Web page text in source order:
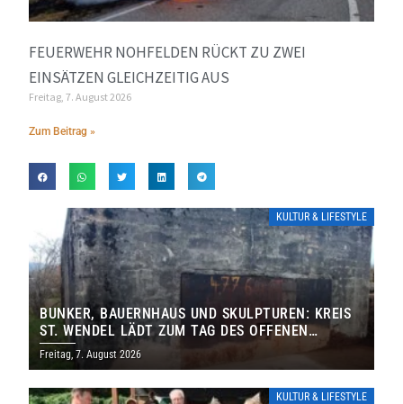
FEUERWEHR NOHFELDEN RÜCKT ZU ZWEI
EINSÄTZEN GLEICHZEITIG AUS
Freitag, 7. August 2026
Zum Beitrag »
KULTUR & LIFESTYLE
BUNKER, BAUERNHAUS UND SKULPTUREN: KREIS
ST. WENDEL LÄDT ZUM TAG DES OFFENEN
DENKMALS EIN
Freitag, 7. August 2026
KULTUR & LIFESTYLE